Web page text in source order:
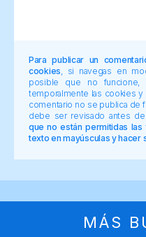
Para publicar un
cookies , si navegas en
posible que no funcione,
temporalmente las cookies
comentario no se publica de
debe ser revisado antes
que no están permitidas
texto en mayúsculas y hacer
MÁS